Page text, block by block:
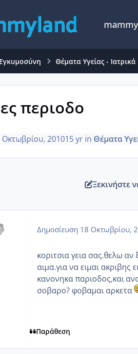
Εγκυμοσύνη Θέματα Υγείας - Ιατρικά
περιοδο
Οκτωβρίου, 201015 yr in Θέματα
Ξεκινήστε
Δημοσίευση 18 Οκτωβρίου,
κοριτσια γεια σας.θελω αν
αιμα.για να ειμαι ακριβης
κανονηκα παριοδος,και
σοβαρο? φοβαμαι αρκετα
Παράθεση